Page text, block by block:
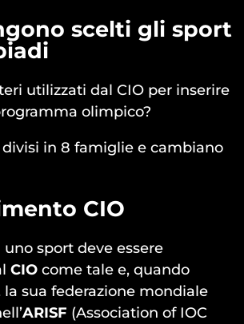
scelti gli sport
utilizzati dal CIO per inserire
olimpico?
divisi in 8 famiglie e cambiano
CIO
sport deve essere
CIO come tale e, quando
la sua federazione mondiale
ARISF (Association of IOC